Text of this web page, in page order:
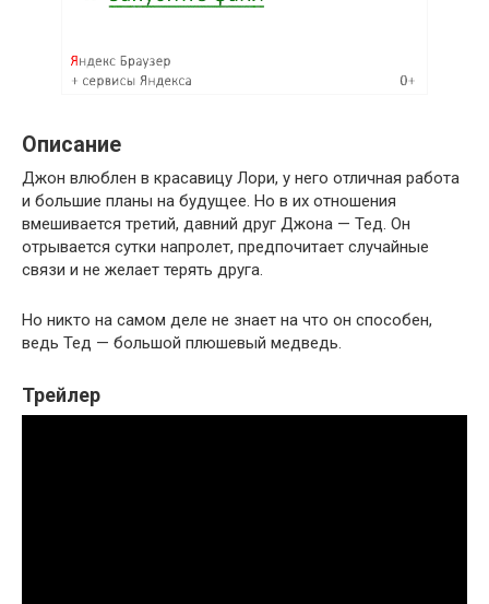
Описание
Джон влюблен в красавицу Лори, у него отличная работа
и большие планы на будущее. Но в их отношения
вмешивается третий, давний друг Джона — Тед. Он
отрывается сутки напролет, предпочитает случайные
связи и не желает терять друга.
Но никто на самом деле не знает на что он способен,
ведь Тед — большой плюшевый медведь.
Трейлер